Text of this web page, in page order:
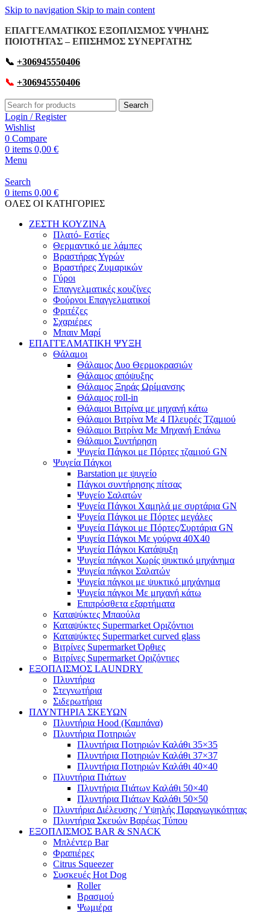
Skip to navigation Skip to main content
ΕΠΑΓΓΕΛΜΑΤΙΚΟΣ ΕΞΟΠΛΙΣΜΟΣ ΥΨΗΛΗΣ
ΠΟΙΟΤΗΤΑΣ – ΕΠΙΣΗΜΟΣ ΣΥΝΕΡΓΑΤΗΣ
📞 +306945550406
📞 +306945550406
Search
Login / Register
Wishlist
0 Compare
0 items 0,00 €
Menu
Search
0 items 0,00 €
OΛΕΣ ΟΙ ΚΑΤΗΓΟΡΙΕΣ
ΖΕΣΤΗ ΚΟΥΖΙΝΑ
Πλατό- Εστίες
Θερμαντικό με λάμπες
Βραστήρας Υγρών
Βραστήρες Ζυμαρικών
Γύροι
Επαγγελματικές κουζίνες
Φούρνοι Επαγγελματικοί
Φριτέζες
Σχαριέρες
Μπαιν Μαρί
ΕΠΑΓΓΕΛΜΑΤΙΚΗ ΨΥΞΗ
Θάλαμοι
Θάλαμος Δυο Θερμοκρασιών
Θάλαμος απόψυξης
Θάλαμος Ξηράς Ωρίμανσης
Θάλαμος roll-in
Θάλαμοι Βιτρίνα με μηχανή κάτω
Θάλαμοι Βιτρίνα Με 4 Πλευρές Τζαμιού
Θάλαμοι Βιτρίνα Με Μηχανή Επάνω
Θάλαμοι Συντήρηση
Ψυγεία Πάγκοι με Πόρτες τζαμιού GN
Ψυγεία Πάγκοι
Barstation με ψυγείο
Πάγκοι συντήρησης πίτσας
Ψυγείο Σαλατών
Ψυγεία Πάγκοι Χαμηλά με συρτάρια GN
Ψυγεία Πάγκοι με Πόρτες μεγάλες
Ψυγεία Πάγκοι με Πόρτες/Συρτάρια GN
Ψυγεία Πάγκοι Με γούρνα 40Χ40
Ψυγεία Πάγκοι Κατάψυξη
Ψυγεία πάγκοι Χωρίς ψυκτικό μηχάνημα
Ψυγεία πάγκοι Σαλατών
Ψυγεία πάγκοι με ψυκτικό μηχάνημα
Ψυγεία πάγκοι Με μηχανή κάτω
Επιπρόσθετα εξαρτήματα
Καταψύκτες Μπαούλα
Καταψύκτες Supermarket Οριζόντιοι
Καταψύκτες Supermarket curved glass
Βιτρίνες Supermarket Όρθιες
Βιτρίνες Supermarket Οριζόντιες
ΕΞΟΠΛΙΣΜΟΣ LAUNDRY
Πλυντήρια
Στεγνωτήρια
Σιδερωτήρια
ΠΛΥΝΤΗΡΙΑ ΣΚΕΥΩΝ
Πλυντήρια Hood (Καμπάνα)
Πλυντήρια Ποτηριών
Πλυντήρια Ποτηριών Καλάθι 35×35
Πλυντήρια Ποτηριών Καλάθι 37×37
Πλυντήρια Ποτηριών Καλάθι 40×40
Πλυντήρια Πιάτων
Πλυντήρια Πιάτων Καλάθι 50×40
Πλυντήρια Πιάτων Καλάθι 50×50
Πλυντήρια Διέλευσης / Υψηλής Παραγωγικότητας
Πλυντήρια Σκευών Βαρέως Τύπου
ΕΞΟΠΛΙΣΜΟΣ BAR & SNACK
Μπλέντερ Bar
Φραπιέρες
Citrus Squeezer
Συσκευές Hot Dog
Roller
Βρασμού
Ψωμιέρα